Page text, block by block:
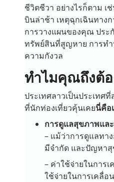
ชีวิตชีวา อย่างไรก็ตาม เ
บินล่าช้า เหตุฉุกเฉินทาง
การวางแผนของคุณ ประ
ทรัพย์สินที่สูญหาย การทำ
ความกังวล
ทำไมคุณถึงต้อ
ประเทศลาวเป็นประเทศ
ที่นักท่องเที่ยวคุ้นเคยนี่คือ
การดูแลสุขภาพแล
– แม้ว่าการดูแลทา
มีจำกัด และปัญหาสุ
– ค่าใช้จ่ายในการ
ใช้จ่ายในการเคลื่อ